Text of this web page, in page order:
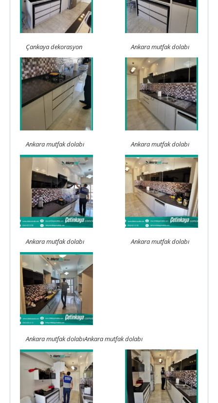
Çankaya dekorasyon Ankara mutfak dolabı
Ankara mutfak dolabı Ankara mutfak dolabı
Ankara mutfak dolabı Ankara mutfak dolabı
Ankara mutfak dolabıAnkara mutfak dolabı